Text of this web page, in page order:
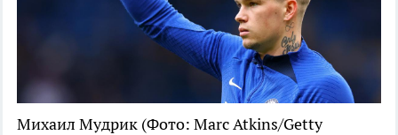
Михаил Мудрик (Фото: Marc Atkins/Getty